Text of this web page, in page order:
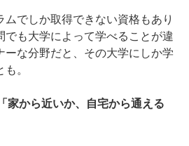
でしか取得できない資格もあり
でも大学によって学べることが違
ーな分野だと、その大学にしか学
。
から近いか、自宅から通える